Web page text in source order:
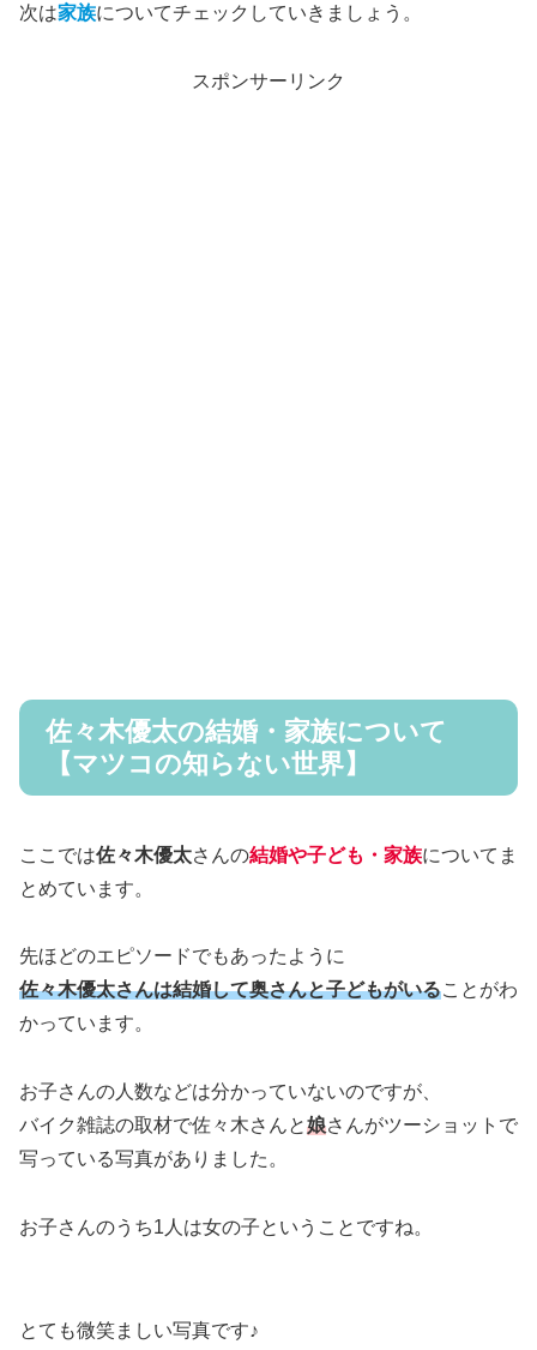
次は家族についてチェックしていきましょう。
スポンサーリンク
佐々木優太の結婚・家族について
【マツコの知らない世界】
ここでは佐々木優太さんの結婚や子ども・家族についてま
とめています。
先ほどのエピソードでもあったように
佐々木優太さんは結婚して奥さんと子どもがいることがわ
かっています。
お子さんの人数などは分かっていないのですが、
バイク雑誌の取材で佐々木さんと娘さんがツーショットで
写っている写真がありました。
お子さんのうち1人は女の子ということですね。
とても微笑ましい写真です♪